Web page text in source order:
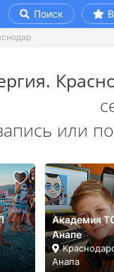
Поиск
или
Академия
Анапе
Анапа